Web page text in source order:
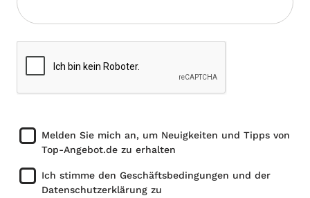
Melden Sie mich an, um Neuigkeiten und Tipps von
Top-Angebot.de zu erhalten
Ich stimme den Geschäftsbedingungen und der
Datenschutzerklärung zu